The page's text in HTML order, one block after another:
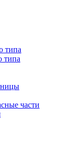
типа
типа
части